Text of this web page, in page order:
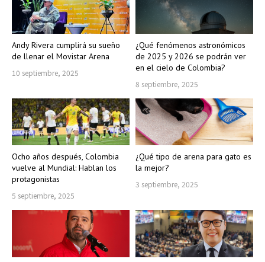
Andy Rivera cumplirá su sueño
de llenar el Movistar Arena
10 septiembre, 2025
¿Qué fenómenos astronómicos
de 2025 y 2026 se podrán ver
en el cielo de Colombia?
8 septiembre, 2025
Ocho años después, Colombia
vuelve al Mundial: Hablan los
protagonistas
5 septiembre, 2025
¿Qué tipo de arena para gato es
la mejor?
3 septiembre, 2025